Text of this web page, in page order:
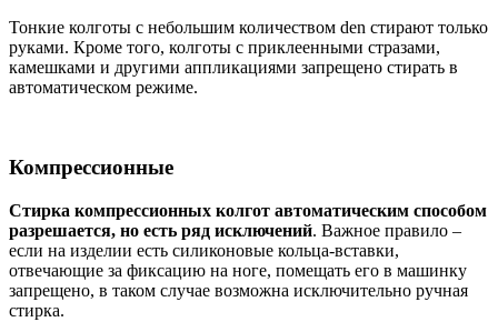
Тонкие колготы с небольшим количеством den стирают только
руками. Кроме того, колготы с приклеенными стразами,
камешками и другими аппликациями запрещено стирать в
автоматическом режиме.
Компрессионные
Стирка компрессионных колгот автоматическим способом
разрешается, но есть ряд исключений. Важное правило –
если на изделии есть силиконовые кольца-вставки,
отвечающие за фиксацию на ноге, помещать его в машинку
запрещено, в таком случае возможна исключительно ручная
стирка.